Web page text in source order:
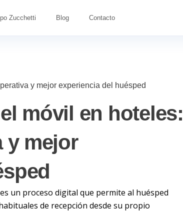
Zucchetti Blog Contacto
y mejor experiencia del huésped
móvil en hoteles:
y mejor
un proceso digital que permite al huésped
de recepción desde su propio